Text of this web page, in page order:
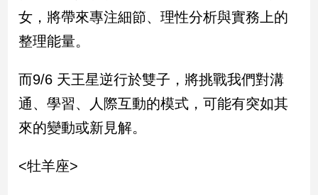
政
治
焦
品
點
民
調
國
會
女，將帶來專注細節、理性分析與實務上的
整理能量。
而9/6 天王星逆行於雙子，將挑戰我們對溝
通、學習、人際互動的模式，可能有突如其
來的變動或新見解。
<牡羊座>